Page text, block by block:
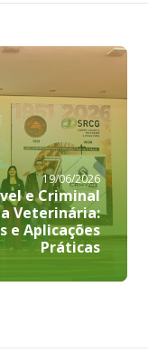
19/06/2026
e Criminal
Veterinária:
e Aplicações
Práticas